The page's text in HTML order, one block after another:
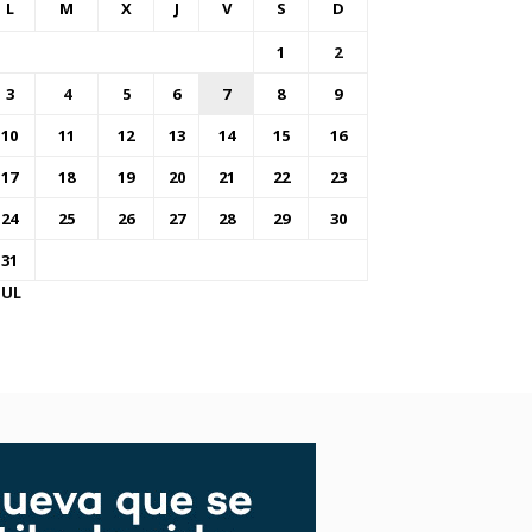
L M X J V S D
1
2
3
4 5 6 7 8
9
10
11 12 13 14 15
16
17
18 19 20 21 22
23
24
25 26 27 28 29
30
31